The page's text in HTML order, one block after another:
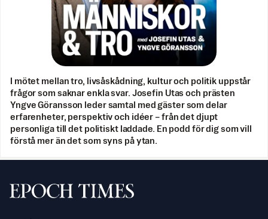
I mötet mellan tro, livsåskådning, kultur och politik uppstår
frågor som saknar enkla svar. Josefin Utas och prästen
Yngve Göransson leder samtal med gäster som delar
erfarenheter, perspektiv och idéer – från det djupt
personliga till det politiskt laddade. En podd för dig som vill
förstå mer än det som syns på ytan.
Svenska Epoch Times